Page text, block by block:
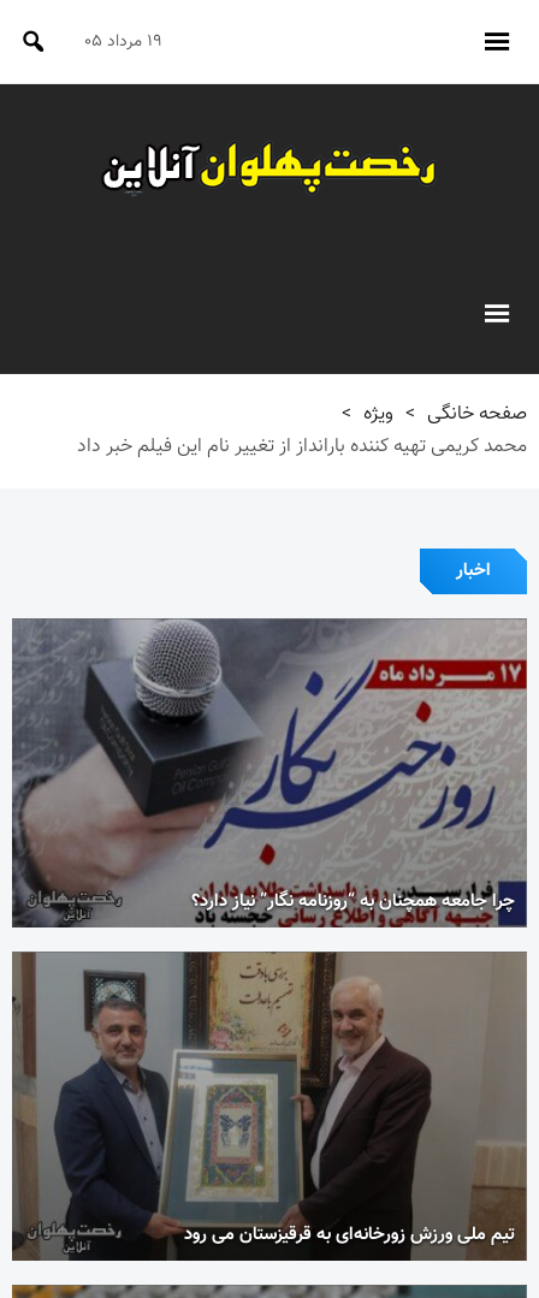
۱۹ مرداد ۰۵
صفحه خانگی > ویژه >
محمد کریمی تهیه کننده بارانداز از تغییر نام این فیلم خبر داد
اخبار
چرا جامعه همچنان به “روزنامه نگار” نیاز دارد؟
تیم ملی ورزش زورخانه‌ای به قرقیزستان می رود